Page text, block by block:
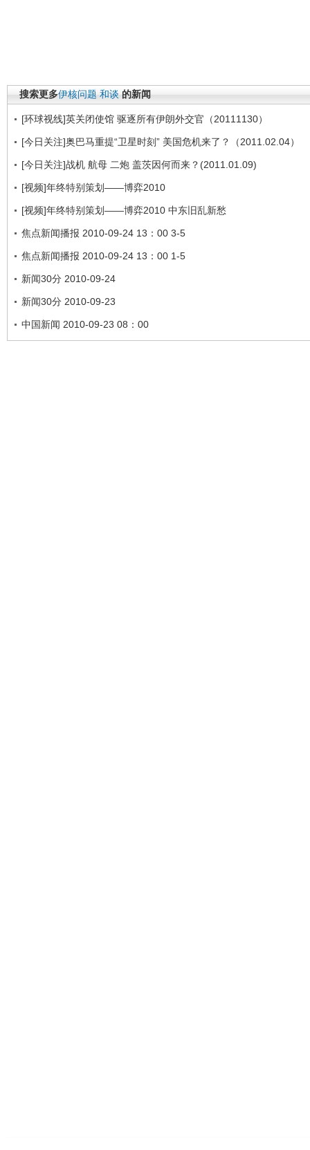
搜索更多伊核问题 和谈 的新闻
[环球视线]英关闭使馆 驱逐所有伊朗外交官（20111130）
[今日关注]奥巴马重提“卫星时刻” 美国危机来了？（2011.02.04）
[今日关注]战机 航母 二炮 盖茨因何而来？(2011.01.09)
[视频]年终特别策划——博弈2010
[视频]年终特别策划——博弈2010 中东旧乱新愁
焦点新闻播报 2010-09-24 13：00 3-5
焦点新闻播报 2010-09-24 13：00 1-5
新闻30分 2010-09-24
新闻30分 2010-09-23
中国新闻 2010-09-23 08：00